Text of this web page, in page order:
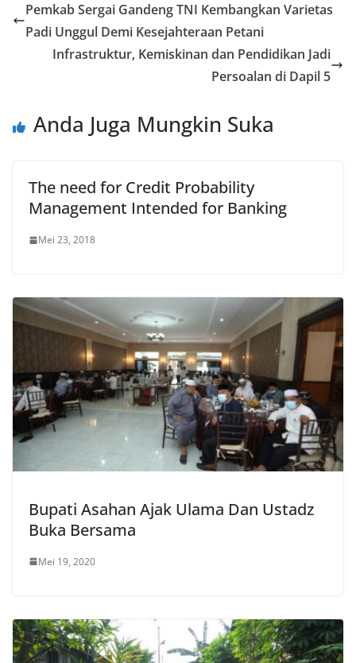
Pemkab Sergai Gandeng TNI Kembangkan Varietas
Padi Unggul Demi Kesejahteraan Petani
Infrastruktur, Kemiskinan dan Pendidikan Jadi
Persoalan di Dapil 5
Anda Juga Mungkin Suka
The need for Credit Probability
Management Intended for Banking
Mei 23, 2018
Bupati Asahan Ajak Ulama Dan Ustadz
Buka Bersama
Mei 19, 2020